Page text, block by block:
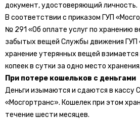
документ, удостоверяющий личность.
В соответствии с приказом ГУП
№ 291 «Об оплате услуг по хранению
забытых вещей Службы движения ГУП
хранение утерянных вещей взимается
копеек в сутки за одно место хранения.
При потере кошельков с деньгами
Деньги изымаются и сдаются в кассу
«Мосгортранс». Кошелек при этом
течение шести месяцев.